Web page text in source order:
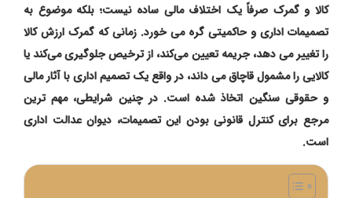
کالا و گمرک صرفاً یک اختلاف مالی ساده نیست؛ بلکه موضوع به
تصمیمات اداری و حاکمیتی گره می‌ خورد. زمانی که گمرک ارزش کالا
را تغییر می ‌دهد، جریمه تعیین می‌کند، از ترخیص جلوگیری می‌کند یا
کالایی را مشمول قاچاق می ‌داند، در واقع یک تصمیم اداری با آثار مالی
و حقوقی سنگین اتخاذ شده است. در چنین شرایطی، مهم‌ ترین
مرجع برای کنترل قانونی بودن این تصمیمات، دیوان عدالت اداری
است.